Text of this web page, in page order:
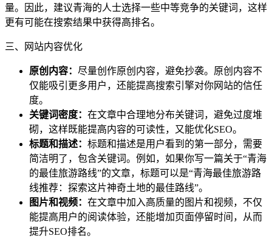
量。因此，建议青海的人士选择一些中等竞争的关键词，这样
更有可能在搜索结果中获得高排名。
三、网站内容优化
原创内容： 尽量创作原创内容，避免抄袭。原创内容不
仅能吸引更多用户，还能提高搜索引擎对你网站的信任
度。
关键词密度： 在文章中合理地分布关键词，避免过度堆
砌，这样既能提高内容的可读性，又能优化SEO。
标题和描述： 标题和描述是用户看到的第一部分，需要
简洁明了，包含关键词。例如，如果你写一篇关于“青海
的最佳旅游路线”的文章，标题可以是“青海最佳旅游路
线推荐：探索这片神奇土地的最佳路线”。
图片和视频： 在文章中加入高质量的图片和视频，不仅
能提高用户的阅读体验，还能增加页面停留时间，从而
提升SEO排名。